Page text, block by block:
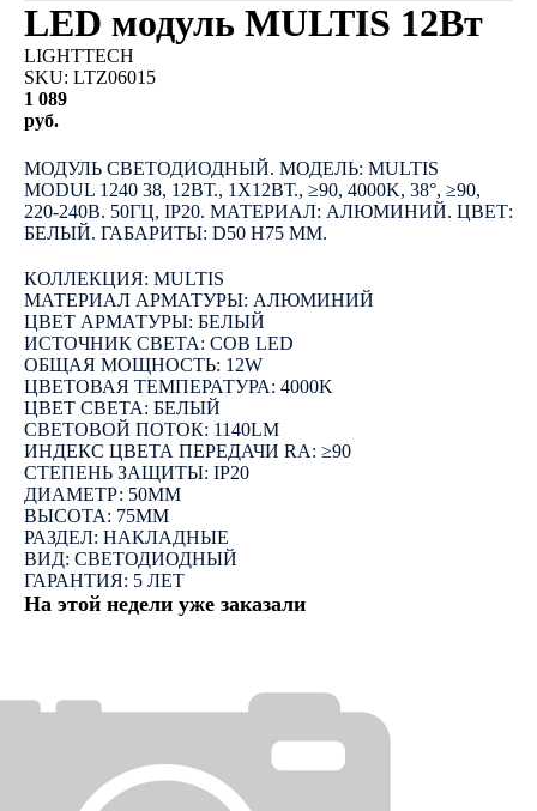
LED модуль MULTIS 12Вт
LIGHTTECH
SKU: LTZ06015
1 089
руб.
МОДУЛЬ СВЕТОДИОДНЫЙ. МОДЕЛЬ: MULTIS
MODUL 1240 38, 12ВТ., 1Х12ВТ., ≥90, 4000K, 38°, ≥90,
220-240В. 50ГЦ, IP20. МАТЕРИАЛ: АЛЮМИНИЙ. ЦВЕТ:
БЕЛЫЙ. ГАБАРИТЫ: D50 H75 ММ.
КОЛЛЕКЦИЯ: MULTIS
МАТЕРИАЛ АРМАТУРЫ: АЛЮМИНИЙ
ЦВЕТ АРМАТУРЫ: БЕЛЫЙ
ИСТОЧНИК СВЕТА: COB LED
ОБЩАЯ МОЩНОСТЬ: 12W
ЦВЕТОВАЯ ТЕМПЕРАТУРА: 4000K
ЦВЕТ СВЕТА: БЕЛЫЙ
СВЕТОВОЙ ПОТОК: 1140LM
ИНДЕКС ЦВЕТА ПЕРЕДАЧИ RA: ≥90
СТЕПЕНЬ ЗАЩИТЫ: IP20
ДИАМЕТР: 50ММ
ВЫСОТА: 75ММ
РАЗДЕЛ: НАКЛАДНЫЕ
ВИД: СВЕТОДИОДНЫЙ
ГАРАНТИЯ: 5 ЛЕТ
На этой недели уже заказали